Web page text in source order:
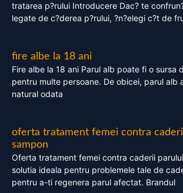
tratarea p?rului Introducere Dac? te
legate de c?derea p?rului, ?n?elegi c?t de
fire albe la 18 ani
Fire albe la 18 ani Parul alb poate fi o sursa
pentru multe persoane. De obicei, parul alb
natural odata
oferta tratament femei contra
sampon
Oferta tratament femei contra caderii
solutia ideala pentru problemele tale de
pentru a-ti regenera parul afectat. Brandul